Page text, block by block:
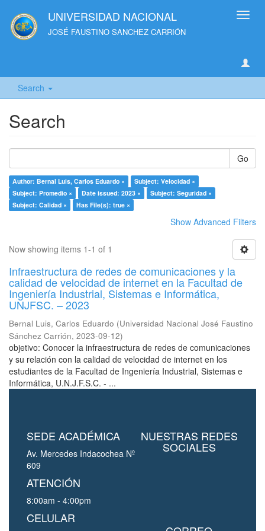
UNIVERSIDAD NACIONAL
JOSÉ FAUSTINO SANCHEZ CARRIÓN
Search
Search
Go
Author: Bernal Luis, Carlos Eduardo ×
Subject: Velocidad ×
Subject: Promedio ×
Date issued: 2023 ×
Subject: Seguridad ×
Subject: Calidad ×
Has File(s): true ×
Show Advanced Filters
Now showing items 1-1 of 1
Infraestructura de redes de comunicaciones y la
calidad de velocidad de internet en la Facultad de
Ingeniería Industrial, Sistemas e Informática,
UNJFSC. – 2023
Bernal Luis, Carlos Eduardo (Universidad Nacional José Faustino
Sánchez Carrión, 2023-09-12)
objetivo: Conocer la infraestructura de redes de comunicaciones
y su relación con la calidad de velocidad de internet en los
estudiantes de la Facultad de Ingeniería Industrial, Sistemas e
Informática, U.N.J.F.S.C. - ...
SEDE ACADÉMICA
Av. Mercedes Indacochea Nº
609
ATENCIÓN
8:00am - 4:00pm
CELULAR
NUESTRAS REDES
SOCIALES